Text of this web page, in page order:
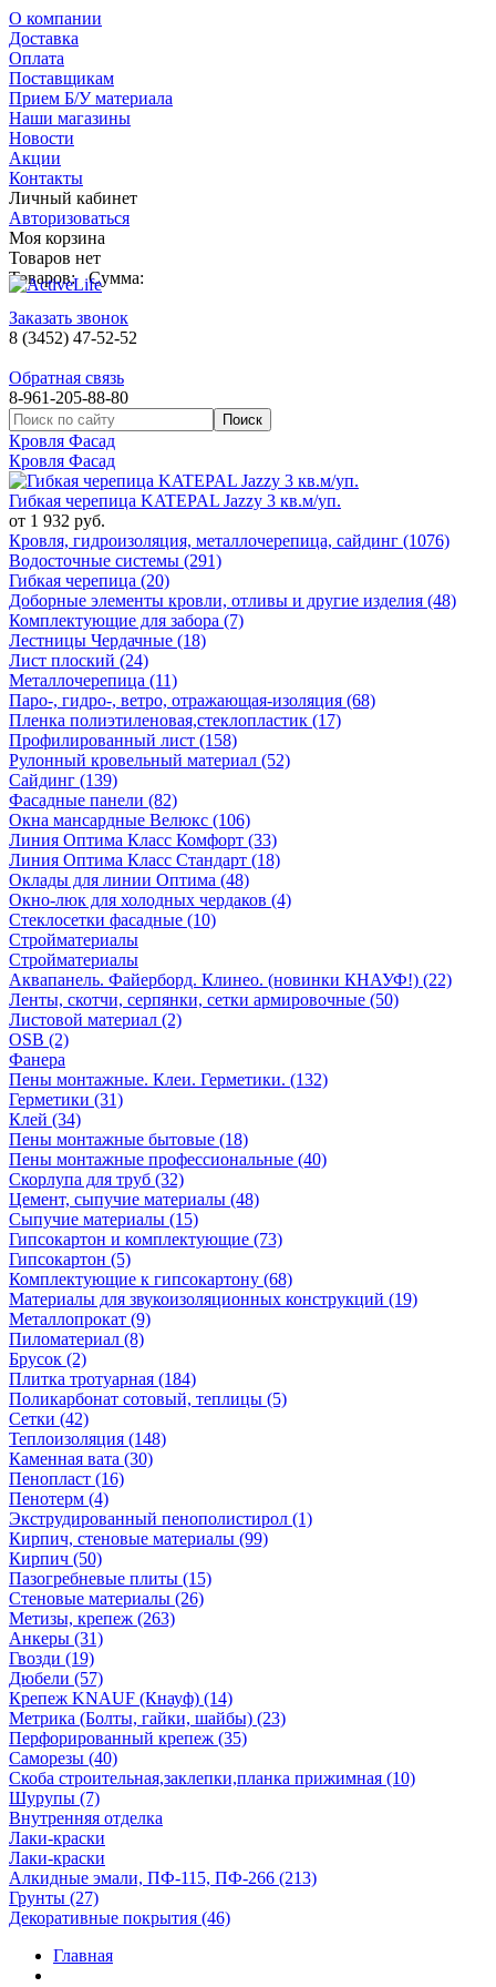
О компании
Доставка
Оплата
Поставщикам
Прием Б/У материала
Наши магазины
Новости
Акции
Контакты
Личный кабинет
Авторизоваться
Моя корзина
Товаров нет
Товаров: Сумма:
Заказать звонок
8 (3452) 47-52-52
Обратная связь
8-961-205-88-80
Кровля Фасад
Кровля Фасад
Гибкая черепица KATEPAL Jazzy 3 кв.м/уп.
от 1 932 руб.
Кровля, гидроизоляция, металлочерепица, сайдинг (1076)
Водосточные системы (291)
Гибкая черепица (20)
Доборные элементы кровли, отливы и другие изделия (48)
Комплектующие для забора (7)
Лестницы Чердачные (18)
Лист плоский (24)
Металлочерепица (11)
Паро-, гидро-, ветро, отражающая-изоляция (68)
Пленка полиэтиленовая,стеклопластик (17)
Профилированный лист (158)
Рулонный кровельный материал (52)
Сайдинг (139)
Фасадные панели (82)
Окна мансардные Велюкс (106)
Линия Оптима Класс Комфорт (33)
Линия Оптима Класс Стандарт (18)
Оклады для линии Оптима (48)
Окно-люк для холодных чердаков (4)
Стеклосетки фасадные (10)
Стройматериалы
Стройматериалы
Аквапанель. Файерборд. Клинео. (новинки КНАУФ!) (22)
Ленты, скотчи, серпянки, сетки армировочные (50)
Листовой материал (2)
OSB (2)
Фанера
Пены монтажные. Клеи. Герметики. (132)
Герметики (31)
Клей (34)
Пены монтажные бытовые (18)
Пены монтажные профессиональные (40)
Скорлупа для труб (32)
Цемент, сыпучие материалы (48)
Сыпучие материалы (15)
Гипсокартон и комплектующие (73)
Гипсокартон (5)
Комплектующие к гипсокартону (68)
Материалы для звукоизоляционных конструкций (19)
Металлопрокат (9)
Пиломатериал (8)
Брусок (2)
Плитка тротуарная (184)
Поликарбонат сотовый, теплицы (5)
Сетки (42)
Теплоизоляция (148)
Каменная вата (30)
Пенопласт (16)
Пенотерм (4)
Экструдированный пенополистирол (1)
Кирпич, стеновые материалы (99)
Кирпич (50)
Пазогребневые плиты (15)
Стеновые материалы (26)
Метизы, крепеж (263)
Анкеры (31)
Гвозди (19)
Дюбели (57)
Крепеж KNAUF (Кнауф) (14)
Метрика (Болты, гайки, шайбы) (23)
Перфорированный крепеж (35)
Саморезы (40)
Скоба строительная,заклепки,планка прижимная (10)
Шурупы (7)
Внутренняя отделка
Лаки-краски
Лаки-краски
Алкидные эмали, ПФ-115, ПФ-266 (213)
Грунты (27)
Декоративные покрытия (46)
Главная